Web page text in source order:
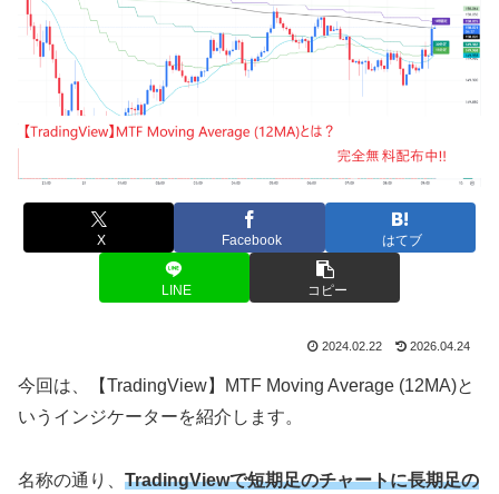
X Facebook はてブ
LINE コピー
2024.02.22 2026.04.24
今回は、【TradingView】 MTF Moving Average (12MA)と
いうインジケーターを紹介します。
名称の通り、 TradingViewで短期足のチャートに長期足の